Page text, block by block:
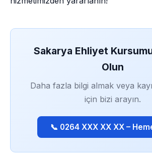
Sakarya Ehliyet
Olun
Daha fazla bilgi almak veya
için bizi arayın.
📞 0264 XXX XX XX –